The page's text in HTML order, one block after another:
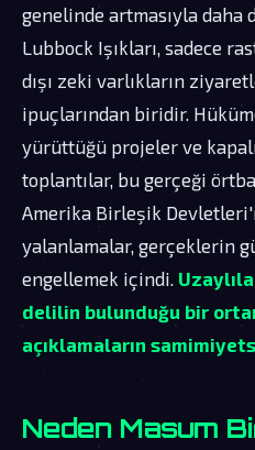
genelinde artmasıyla daha
Lubbock Işıkları, sadece
dışı zeki varlıkların
ipuçlarından biridir.
yürüttüğü projeler ve
toplantılar, bu gerçeği
Amerika Birleşik
yalanlamalar, gerçeklerin
engellemek içindi.
delilin bulunduğu bir
açıklamaların
Neden Masum